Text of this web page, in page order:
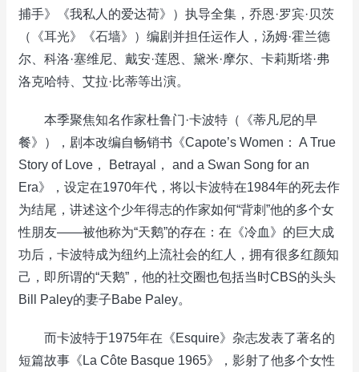
捕手》《我私人的爱达荷》）执导全集，乔恩·罗宾·贝茨
（《耳光》《石墙》）编剧并担任运作人，汤姆·霍兰德
尔、科洛·塞维尼、戴安·莲恩、黛米·摩尔、卡莉斯塔·弗
洛克哈特、艾拉·比蒂等出演。
本季聚焦知名作家杜鲁门·卡波特（《蒂凡尼的早
餐》），剧本改编自畅销书《Capote’s Women： A True
Story of Love， Betrayal， and a Swan Song for an
Era》，设定在1970年代，将以卡波特在1984年的死去作
为结尾，讲述这个少年得志的作家如何“背刺”他的多个女
性朋友——被他称为“天鹅”的存在：在《冷血》的巨大成
功后，卡波特成为纽约上流社会的红人，拥有很多红颜知
己，即所谓的“天鹅”，他的社交圈也包括当时CBS的头头
Bill Paley的妻子Babe Paley。
而卡波特于1975年在《Esquire》杂志发表了著名的
短篇故事《La Côte Basque 1965》，影射了他多个女性